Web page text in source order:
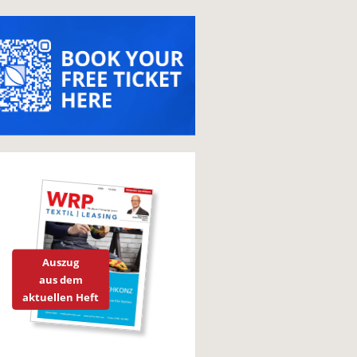
Auszug
aus dem
aktuellen Heft